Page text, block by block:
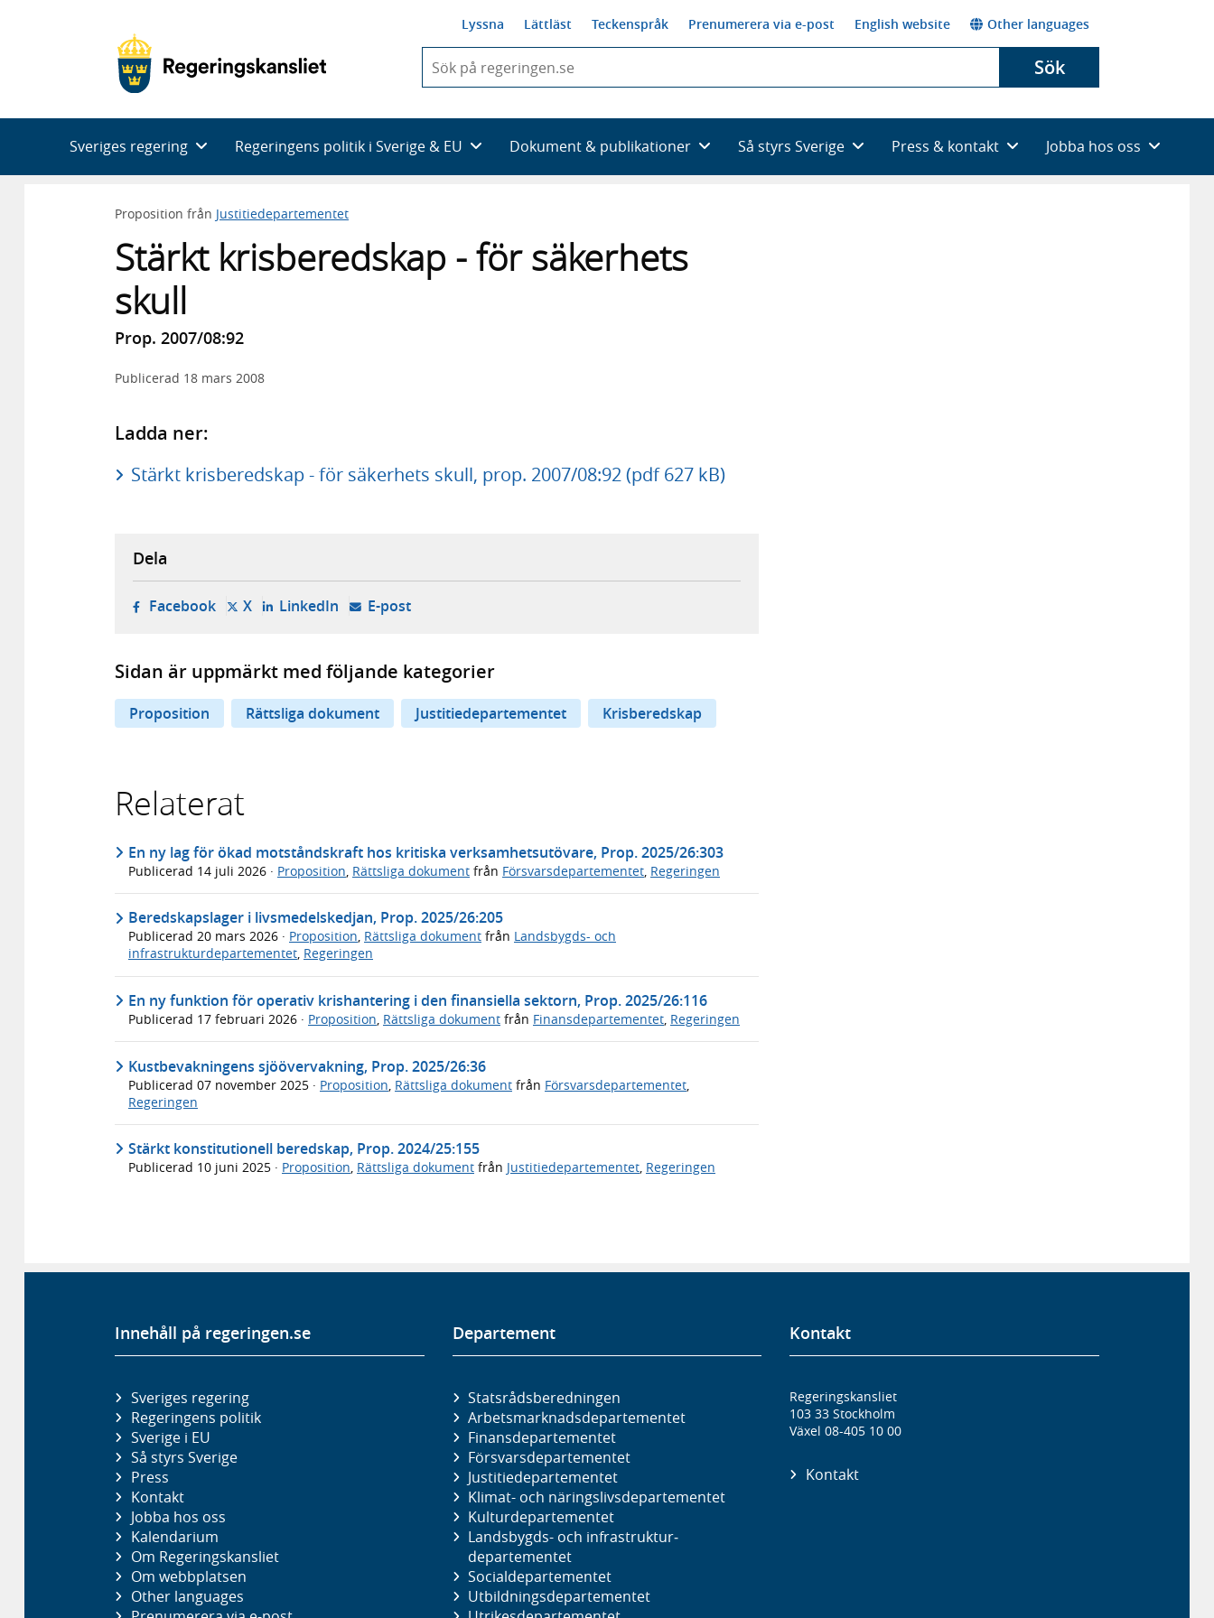
Lyssna Lättläst Teckenspråk Prenumerera via e-post English website Other languages
du
skriva
framträder
en
Sök
Sveriges regering Regeringens politik i Sverige & EU Dokument & publikationer Så styrs Sverige Press & kontakt Jobba hos oss
Proposition från Justitiedepartementet
Stärkt krisberedskap - för säkerhets
skull
Prop. 2007/08:92
Publicerad 18 mars 2008
Ladda ner:
Stärkt krisberedskap - för säkerhets skull, prop. 2007/08:92 (pdf 627 kB)
Dela
Facebook- öppnas i ny flik, extern webbplats,
X- öppnas i ny flik, extern webbplats,
LinkedIn- öppnas i ny flik, extern webbplats,
E-post- öppnar din e-postklient,
Sidan är uppmärkt med följande kategorier
Proposition Rättsliga dokument Justitiedepartementet Krisberedskap
Relaterat
En ny lag för ökad motståndskraft hos kritiska verksamhetsutövare, Prop. 2025/26:303
Publicerad 14 juli 2026 · Proposition Rättsliga dokument från Försvarsdepartementet Regeringen
Beredskapslager i livsmedelskedjan, Prop. 2025/26:205
Publicerad 20 mars 2026 · Proposition, Rättsliga dokument från Landsbygds- och
infrastrukturdepartementet, Regeringen
En ny funktion för operativ krishantering i den finansiella sektorn, Prop. 2025/26:116
Publicerad 17 februari 2026 · Proposition, Rättsliga dokument från Finansdepartementet, Regeringen
Kustbevakningens sjöövervakning, Prop. 2025/26:36
Publicerad 07 november 2025 · Proposition Rättsliga dokument från Försvarsdepartementet
Regeringen
Stärkt konstitutionell beredskap, Prop. 2024/25:155
Publicerad 10 juni 2025 · Proposition, Rättsliga dokument från Justitiedepartementet, Regeringen
Innehåll på regeringen.se
Sveriges regering
Regeringens politik
Sverige i EU
Så styrs Sverige
Press
Kontakt
Jobba hos oss
Kalendarium
Om Regeringskansliet
Om webbplatsen
Other languages
Departement
Statsrådsberedningen
Arbetsmarknads­departementet
Finans­departementet
Försvars­departementet
Justitie­departementet
Klimat- och näringslivs­departementet
Kultur­departementet
Landsbygds- och infrastruktur­
departementet
Social­departementet
Utbildnings­departementet
Kontakt
Regeringskansliet
103 33 Stockholm
Växel 08-405 10 00
Kontakt